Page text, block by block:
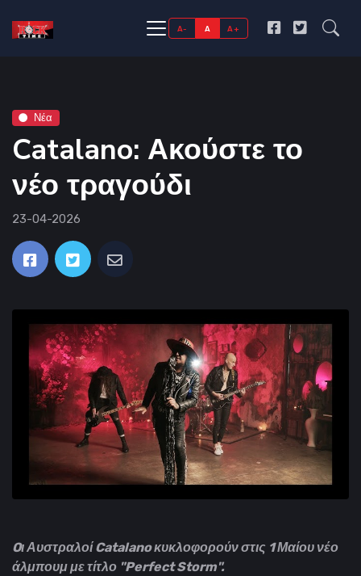
A- A A+
Νέα
Catalano: Ακούστε το
νέο τραγούδι
23-04-2026
Oι Αυστραλοί Catalano κυκλοφορούν στις 1 Μαίου νέο
άλμπουμ με τίτλο "Perfect Storm".